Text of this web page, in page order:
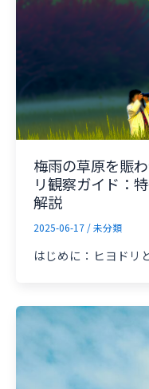
梅雨の草原を賑
リ観察ガイド：
解説
2025-06-17/未分類
はじめに：ヒヨドリ